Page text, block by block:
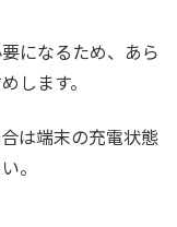
になるため、あら
します。
は端末の充電状態
。